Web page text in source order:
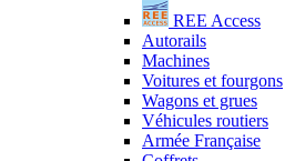
REE Access
Autorails
Machines
Voitures et fourgons
Wagons et grues
Véhicules routiers
Armée Française